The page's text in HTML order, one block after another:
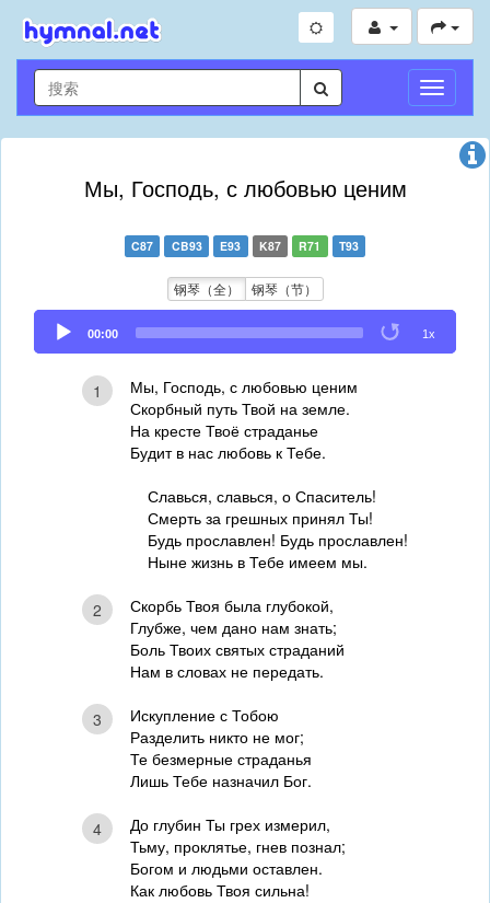
切
换
导
Мы, Господь, с любовью ценим
C87 CB93 E93 K87 R71 T93
钢琴（全） 钢琴（节）
Audio
Player
00:00 1x
1
Мы, Господь, с любовью ценим
Скорбный путь Твой на земле.
На кресте Твоё страданье
Будит в нас любовь к Тебе.
Славься, славься, о Спаситель!
Смерть за грешных принял Ты!
Будь прославлен! Будь прославлен!
Ныне жизнь в Тебе имеем мы.
2
Скорбь Твоя была глубокой,
Глубже, чем дано нам знать;
Боль Твоих святых страданий
Нам в словах не передать.
3
Искупление с Тобою
Разделить никто не мог;
Те безмерные страданья
Лишь Тебе назначил Бог.
4
До глубин Ты грех измерил,
Тьму, проклятье, гнев познал;
Богом и людьми оставлен.
Как любовь Твоя сильна!